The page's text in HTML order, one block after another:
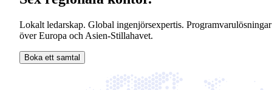
Lokalt ledarskap. Global ingenjörsexpertis. Programvarulösningar
över Europa och Asien-Stillahavet.
Boka ett samtal